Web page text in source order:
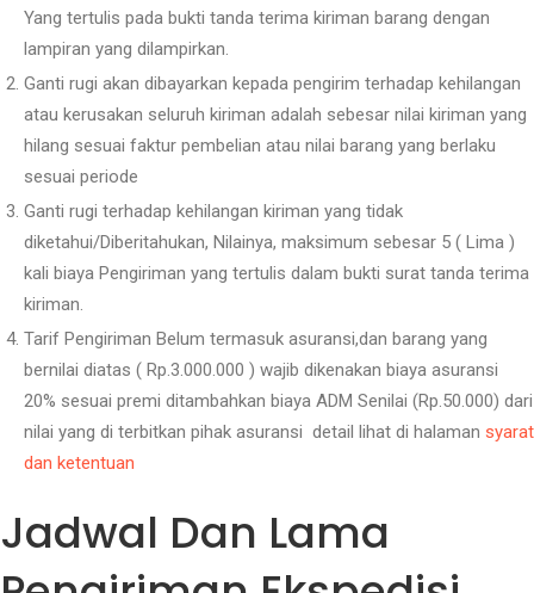
Yang tertulis pada bukti tanda terima kiriman barang dengan
lampiran yang dilampirkan.
Ganti rugi akan dibayarkan kepada pengirim terhadap kehilangan
atau kerusakan seluruh kiriman adalah sebesar nilai kiriman yang
hilang sesuai faktur pembelian atau nilai barang yang berlaku
sesuai periode
Ganti rugi terhadap kehilangan kiriman yang tidak
diketahui/Diberitahukan, Nilainya, maksimum sebesar 5 ( Lima )
kali biaya Pengiriman yang tertulis dalam bukti surat tanda terima
kiriman.
Tarif Pengiriman Belum termasuk asuransi,dan barang yang
bernilai diatas ( Rp.3.000.000 ) wajib dikenakan biaya asuransi
20% sesuai premi ditambahkan biaya ADM Senilai (Rp.50.000) dari
nilai yang di terbitkan pihak asuransi detail lihat di halaman syarat
dan ketentuan
Jadwal Dan Lama